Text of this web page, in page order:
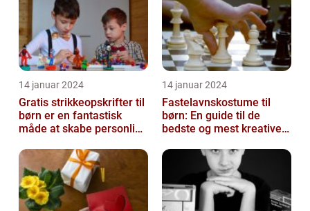
14 januar 2024
Gratis strikkeopskrifter til
børn er en fantastisk
måde at skabe personlige
beklædningsgen...
14 januar 2024
Fastelavnskostume til
børn: En guide til de
bedste og mest kreative